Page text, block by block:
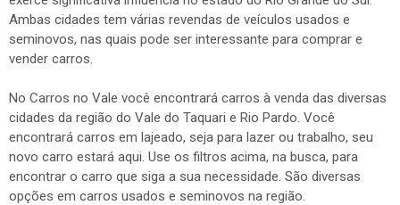
Ambas cidades tem várias revendas de veículos usados e
seminovos, nas quais pode ser interessante para comprar e
vender carros.
No Carros no Vale você encontrará carros à venda das diversas
cidades da região do Vale do Taquari e Rio Pardo. Você
encontrará carros em lajeado, seja para lazer ou trabalho, seu
novo carro estará aqui. Use os filtros acima, na busca, para
encontrar o carro que siga a sua necessidade. São diversas
opções em carros usados e seminovos na região.